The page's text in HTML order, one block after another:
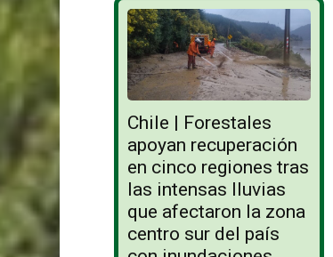
Chile | Forestales
apoyan recuperación
en cinco regiones tras
las intensas lluvias
que afectaron la zona
centro sur del país